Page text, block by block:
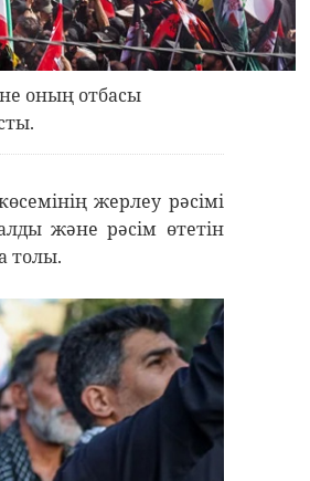
оның отбасы
жерлеу рәсімі
және рәсім өтетін
толы.